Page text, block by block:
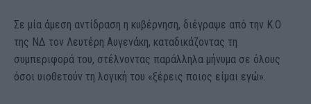
Σε μία άμεση αντίδραση η κυβέρνηση, διέγραψε από την Κ.Ο
της ΝΔ τον Λευτέρη Αυγενάκη, καταδικάζοντας τη
συμπεριφορά του, στέλνοντας παράλληλα μήνυμα σε όλους
όσοι υιοθετούν τη λογική του «ξέρεις ποιος είμαι εγώ».